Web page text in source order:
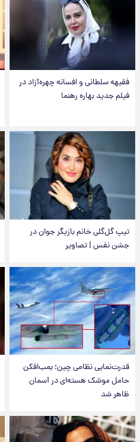
فقیهه سلطانی و افسانه چهره‌آزاد در
فیلم جدید بهاره رهنما
تیپ گل‌گلی خانم بازیگر جوان در
جشن نفس | تصاویر
قدرت‌نمایی نظامی چین؛ بمب‌افکن
حامل موشک هسته‌ای در آسمان
ظاهر شد